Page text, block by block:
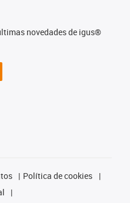
novedades de igus®
Política de cookies